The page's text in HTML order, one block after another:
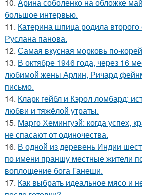
10. Арина соболенко на обложке
большое интервью.
11. Катерина шпица родила
Руслана панова.
12. Самая вкусная морковь по-
13. В октябре 1946 года, через 16
любимой жены Арлин, Ричард
письмо.
14. Кларк гейбл и Кэрол ломбард:
любви и тяжёлой утраты.
15. Марго Хемингуэй: когда успех,
не спасают от одиночества.
16. В одной из деревень Индии
по имени праншу местные жители
воплощение бога Ганеши.
17. Как выбрать идеальное мясо и